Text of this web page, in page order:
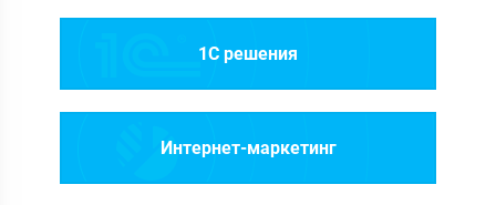
1C решения
Интернет-маркетинг